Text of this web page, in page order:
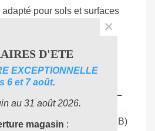
adapté pour sols et surfaces
Téléchargement (138.01KB)
D'ETE
EXCEPTIONNELLE
6 et 7 août.
au 31 août 2026.
magasin :
×